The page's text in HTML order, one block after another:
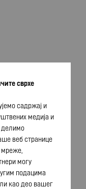
сврхе
садржај и
медија и
делимо
веб странице
мреже,
могу
подацима
као део вашег